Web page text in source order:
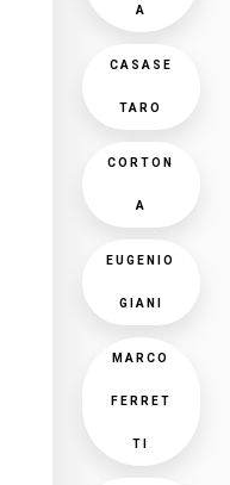
A
CASASE
TARO
CORTON
A
EUGENIO
GIANI
MARCO
FERRET
TI